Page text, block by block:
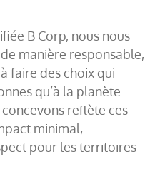
B Corp, nous nous
manière responsable,
faire des choix qui
qu’à la planète.
reflète ces
minimal,
pour les territoires